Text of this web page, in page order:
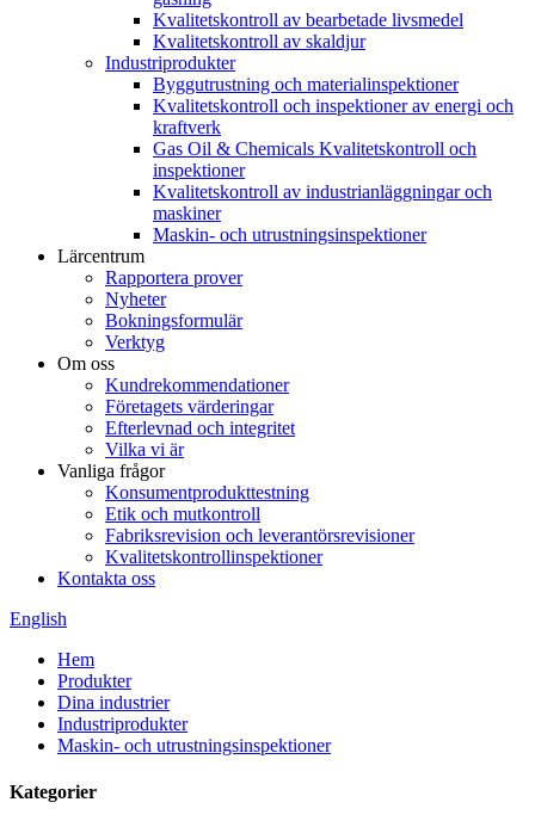
Kvalitetskontroll av bearbetade livsmedel
Kvalitetskontroll av skaldjur
Industriprodukter
Byggutrustning och materialinspektioner
Kvalitetskontroll och inspektioner av energi och
kraftverk
Gas Oil & Chemicals Kvalitetskontroll och
inspektioner
Kvalitetskontroll av industrianläggningar och
maskiner
Maskin- och utrustningsinspektioner
Lärcentrum
Rapportera prover
Nyheter
Bokningsformulär
Verktyg
Om oss
Kundrekommendationer
Företagets värderingar
Efterlevnad och integritet
Vilka vi är
Vanliga frågor
Konsumentprodukttestning
Etik och mutkontroll
Fabriksrevision och leverantörsrevisioner
Kvalitetskontrollinspektioner
Kontakta oss
English
Hem
Produkter
Dina industrier
Industriprodukter
Maskin- och utrustningsinspektioner
Kategorier